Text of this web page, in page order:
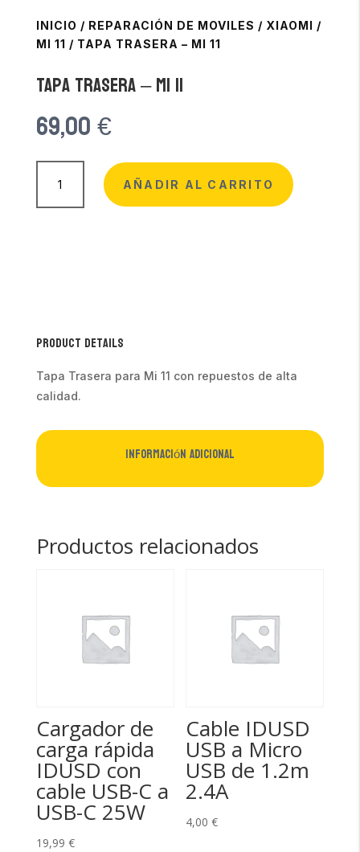
INICIO / REPARACIÓN DE MOVILES / XIAOMI /
MI 11 / TAPA TRASERA – MI 11
Tapa Trasera – Mi 11
69,00€
Tapa
Trasera
-
AÑADIR AL CARRITO
Product Details
Tapa Trasera para Mi 11 con repuestos de alta
calidad.
Información adicional
Productos relacionados
Cargador de
carga rápida
IDUSD con
cable USB-C a
USB-C 25W
19,99 €
Cable IDUSD
USB a Micro
USB de 1.2m
2.4A
4,00€